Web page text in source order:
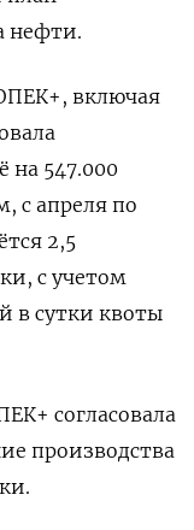
нефти.
включая
на ‌547.000
с апреля по
2,5
с учетом
в сутки квоты
согласовала
производства